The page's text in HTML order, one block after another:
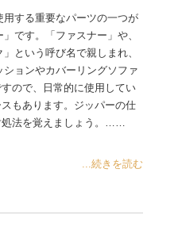
用する重要なパーツの一つが
」です。「ファスナー」や、
」という呼び名で親しまれ、
ションやカバーリングソファ
ので、日常的に使用してい
もあります。ジッパーの仕
処法を覚えましょう。……
...続きを読む